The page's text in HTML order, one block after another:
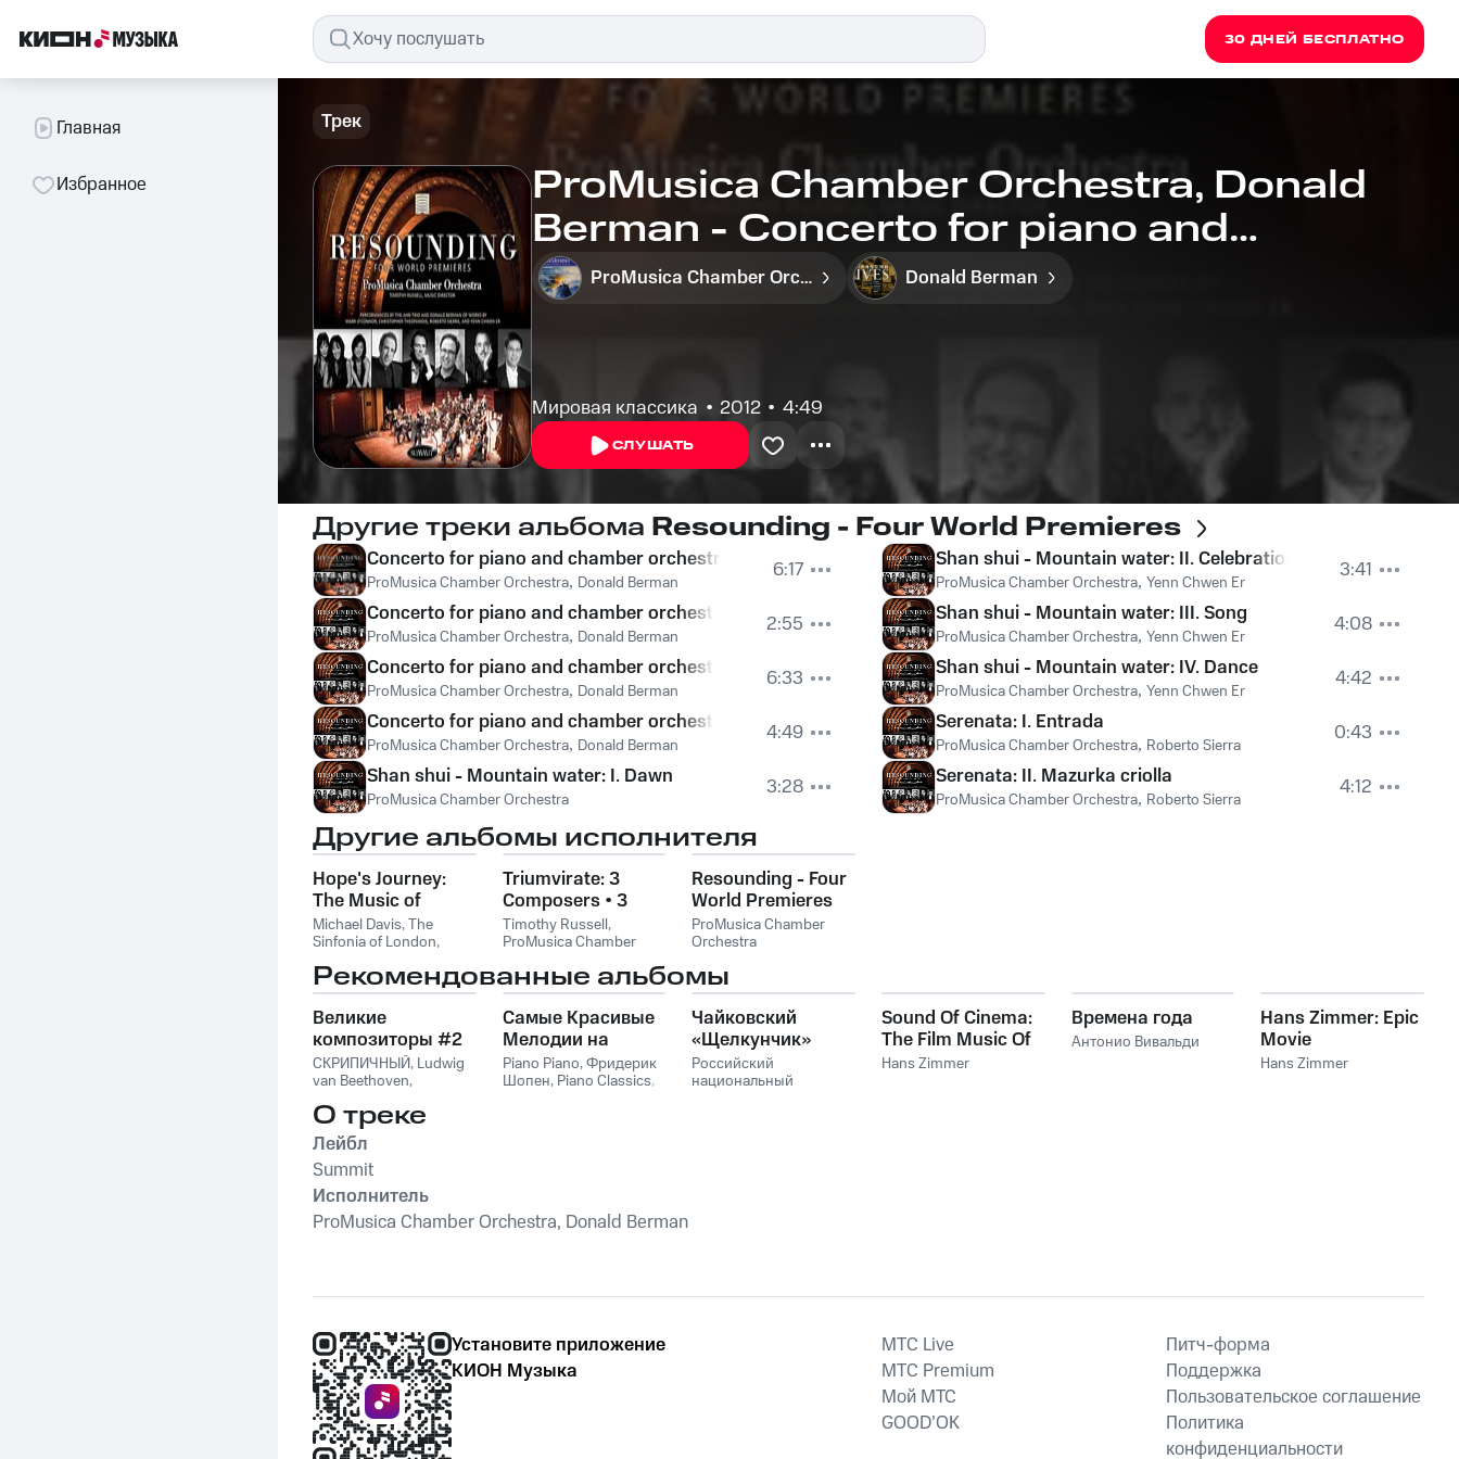
30 ДНЕЙ БЕСПЛАТНО
Главная
Избранное
Трек
ProMusica Chamber Orchestra, Donald
Berman - Concerto for piano and
chamber orchestra: IV. Fast, brilliant
ProMusica Chamber Orchestra Donald Berman
Мировая классика 2012 4:49
СЛУШАТЬ
Другие треки альбома Resounding - Four World Premieres
Concerto for piano and chamber orchestra: I. Extravagent, wild
ProMusica Chamber Orchestra, Donald Berman
6:17
Concerto for piano and chamber orchestra: II. Good natured, a little mercurial
ProMusica Chamber Orchestra, Donald Berman
2:55
Concerto for piano and chamber orchestra: III. Theme and variations
ProMusica Chamber Orchestra, Donald Berman
6:33
Concerto for piano and chamber orchestra: IV. Fast, brilliant
ProMusica Chamber Orchestra, Donald Berman
4:49
Shan shui - Mountain water: I. Dawn
ProMusica Chamber Orchestra 3:28
Shan shui - Mountain water: II. Celebration
ProMusica Chamber Orchestra, Yenn Chwen Er
3:41
Shan shui - Mountain water: III. Song
ProMusica Chamber Orchestra, Yenn Chwen Er
4:08
Shan shui - Mountain water: IV. Dance
ProMusica Chamber Orchestra, Yenn Chwen Er
4:42
Serenata: I. Entrada
ProMusica Chamber Orchestra, Roberto Sierra
0:43
Serenata: II. Mazurka criolla
ProMusica Chamber Orchestra, Roberto Sierra 4:12
Другие альбомы исполнителя
Hope's Journey:
The Music of
Michael Conway
Baker
Michael Davis,The
Sinfonia of London,
Orchestra,David
Hickman,Michael
Conway Baker
Triumvirate: 3
Composers • 3
Concertos • 3
World Premieres
Timothy Russell,
ProMusica Chamber
Resounding - Four
World Premieres
ProMusica Chamber
Orchestra
Рекомендованные альбомы
Великие
композиторы #2
СКРИПИЧНЫЙ, Ludwig
van Beethoven,
Франц Шуберт,Vivaldi
String Orchestra
Антонио Вивальди
Самые Красивые
Мелодии на
Пианино
Piano Piano,Фридерик
Шопен, Piano Classics,
Чайковский
«Щелкунчик»
Российский
национальный
Sound Of Cinema:
The Film Music Of
Hans Zimmer
Hans Zimmer
Времена года
Антонио Вивальди
Hans Zimmer: Epic
Movie
Soundtracks
Hans Zimmer
О треке
Лейбл
Summit
Исполнитель
ProMusica Chamber Orchestra, Donald Berman
Установите приложение
КИОН Музыка
MTС Live
MTС Premium
Мой МТС
GOOD’OK
Питч-форма
Поддержка
Пользовательское соглашение
Политика
конфиденциальности